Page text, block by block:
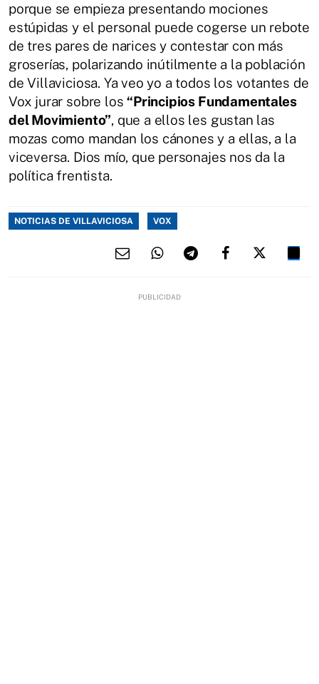
porque se empieza presentando mociones
estúpidas y el personal puede cogerse un rebote
de tres pares de narices y contestar con más
groserías, polarizando inútilmente a la población
de Villaviciosa. Ya veo yo a todos los votantes de
Vox jurar sobre los“Principios Fundamentales
del Movimiento”, que a ellos les gustan las
mozas como mandan los cánones y a ellas, a la
viceversa. Dios mío, que personajes nos da la
política frentista.
NOTICIAS DE VILLAVICIOSA VOX